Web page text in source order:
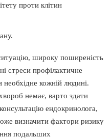
проти клітин
широку поширеність
стреси профілактичне
кожній людині.
немає, варто здати
ендокринолога,
визначити фактори ризику
подальших